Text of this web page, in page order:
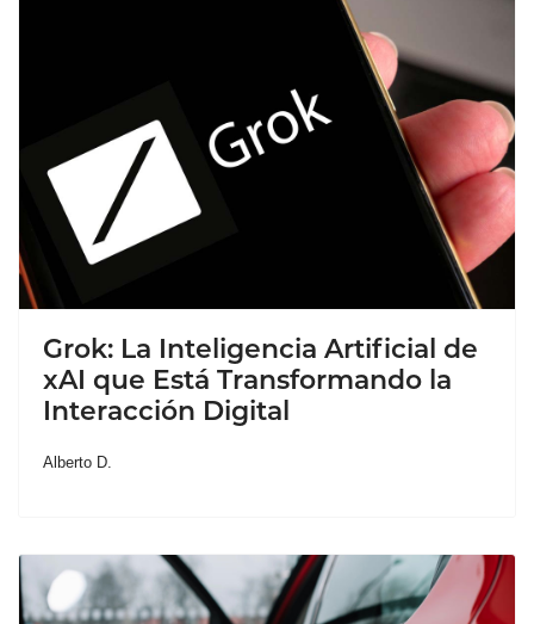
Grok: La Inteligencia Artificial de
xAI que Está Transformando la
Interacción Digital
Alberto D.